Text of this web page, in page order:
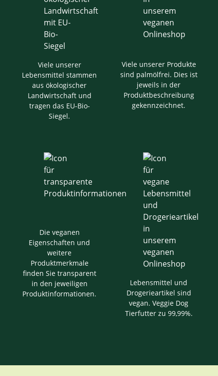
Viele unserer
Lebensmittel stammen
aus ökologischer
Landwirtschaft und
tragen das EU-Bio-
Siegel.
Viele unserer Produkte
sind palmölfrei. Dies ist
jeweils in der
Produktbeschreibung
gekennzeichnet.
Die veganen
Eigenschaften und
weitere
Produktmerkmale
finden Sie transparent
in den jeweiligen
Produktinformationen.
Lebensmittel und
Drogerieartikel sind
vegan. Veggie Dog
Tierfutter zu 99,99%.